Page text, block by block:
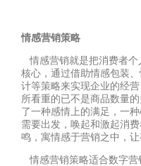
情感营销策略
情感营销就是把消费者
核心，通过借助情感包装
计等策略来实现企业的经
所看重的已不是商品数量
了一种感情上的满足，一
需要出发，唤起和激起消
鸣，寓情感于营销之中，
情感营销策略适合数字